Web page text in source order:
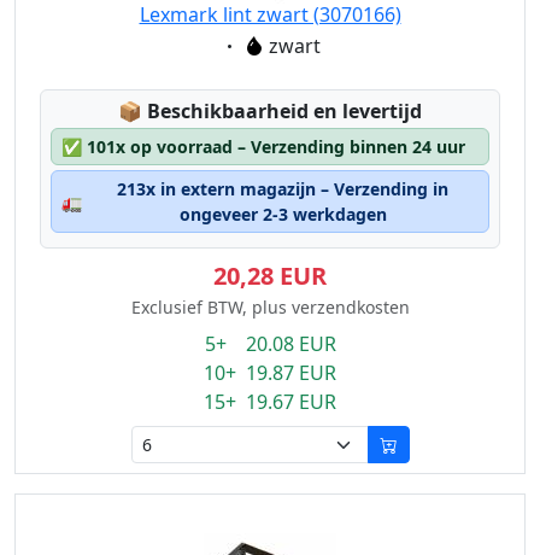
Lexmark lint zwart (3070166)
Eigenschaft:
zwart
📦 Lagerstatus:
Beschikbaarheid en levertijd
✅ 101x op voorraad – Verzending binnen 24 uur
🚛
213x in extern magazijn – Verzending in
ongeveer 2-3 werkdagen
20,28 EUR
Exclusief BTW, plus verzendkosten
5+ 20.08 EUR
10+ 19.87 EUR
15+ 19.67 EUR